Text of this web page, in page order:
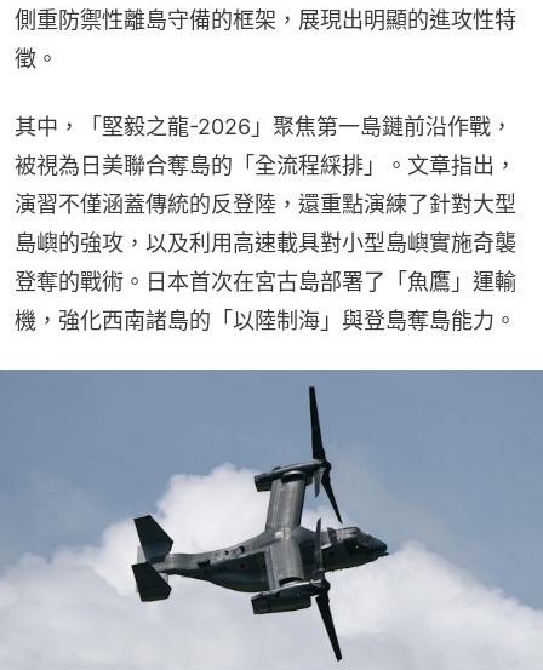
側重防禦性離島守備的框架，展現出明顯的進攻性特
徵。
其中，「堅毅之龍-2026」聚焦第一島鏈前沿作戰，
被視為日美聯合奪島的「全流程綵排」。文章指出，
演習不僅涵蓋傳統的反登陸，還重點演練了針對大型
島嶼的強攻，以及利用高速載具對小型島嶼實施奇襲
登奪的戰術。日本首次在宮古島部署了「魚鷹」運輸
機，強化西南諸島的「以陸制海」與登島奪島能力。